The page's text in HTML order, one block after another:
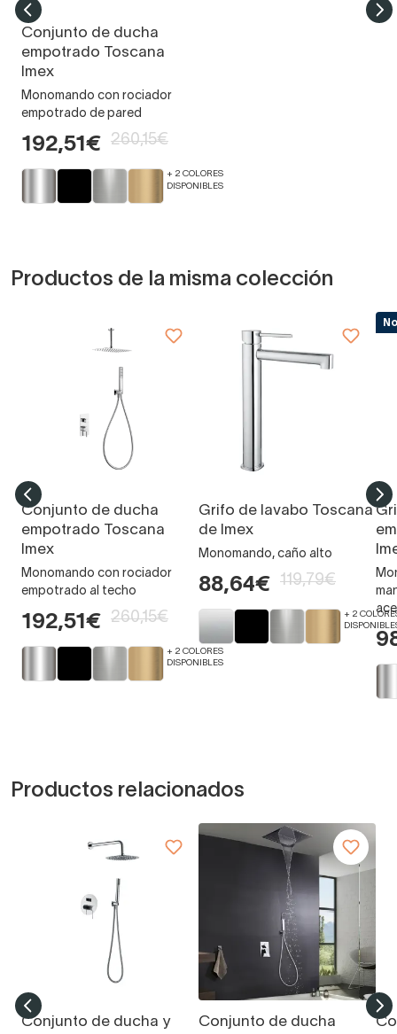
Conjunto de ducha
empotrado Toscana
Imex
Monomando con rociador
empotrado de pared
192,51€ 260,15€
+ 2 COLORES
DISPONIBLES
Productos de la misma colección
Conjunto de ducha
empotrado Toscana
Imex
Monomando con rociador
empotrado al techo
192,51€ 260,15€
+ 2 COLORES
DISPONIBLES
Grifo de lavabo Toscana
de Imex
Monomando, caño alto
88,64€ 119,79€
+ 2
Productos relacionados
Conjunto de ducha y
Conjunto de ducha